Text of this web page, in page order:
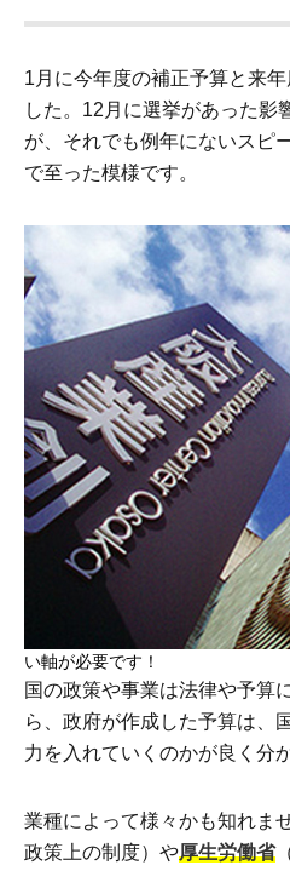
1月に今年度の補正予算と来
した。12月に選挙があった影
が、それでも例年にないスピ
で至った模様です。
い軸が必要です！
国の政策や事業は法律や予算
ら、政府が作成した予算は、
力を入れていくのかが良く分
業種によって様々かも知れま
政策上の制度）や厚生労働省